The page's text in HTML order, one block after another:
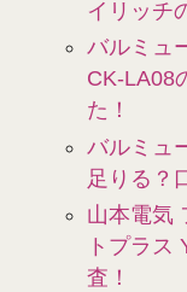
イリッチ
バルミュ
CK-LA08
た！
バルミュ
足りる？
山本電気
トプラス
査！